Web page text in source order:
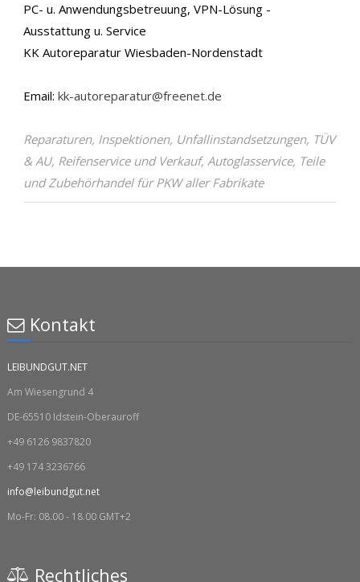
PC- u. Anwendungsbetreuung, VPN-Lösung -
Ausstattung u. Service
KK Autoreparatur Wiesbaden-Nordenstadt
Email: kk-autoreparatur@freenet.de
Reparaturen, Inspektionen, Unfallinstandsetzungen, TÜV
& AU, Reifenservice und Verkauf, Autoglasservice, Teile
und Zubehörhandel für PKW aller Fabrikate
Kontakt
LEIBUNDGUT.NET
Am Wiesengrund 4
DE-65510 Idstein-Oberauroff
+49 6126 9837820
+49 174 3236766
info@leibundgut.net
Mo-Fr: 08.00 - 18.00 GMT+2
Rechtliches